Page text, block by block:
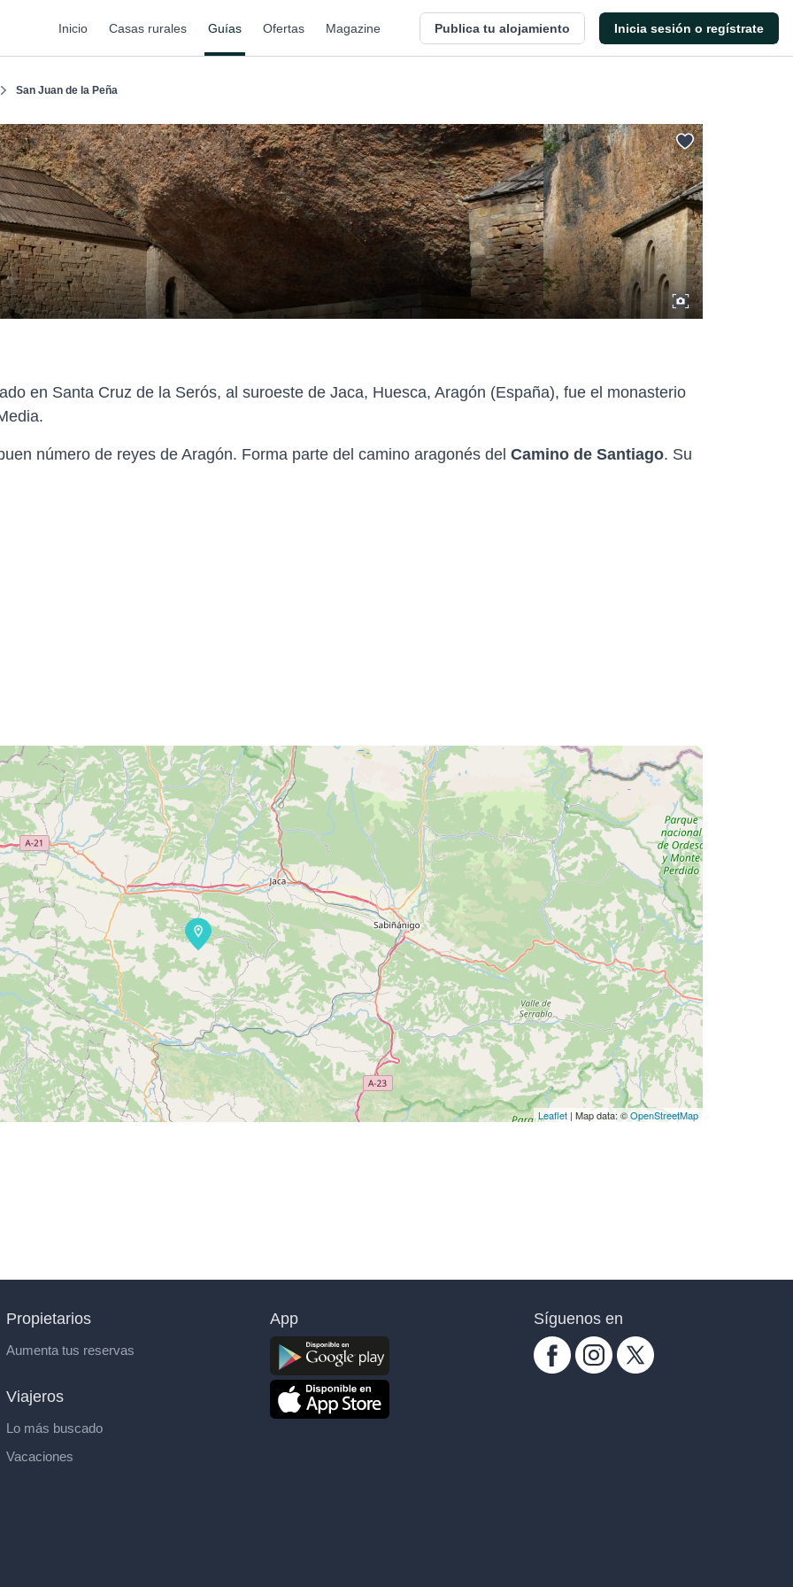
Inicio Casas rurales Guías Ofertas Magazine Publica tu alojamiento Inicia sesión o regístrate
San Juan de la Peña
en Santa Cruz de la Serós, al suroeste de Jaca, Huesca, Aragón (España), fue el monasterio
número de reyes de Aragón. Forma parte del camino aragonés del Camino de Santiago. Su
Leaflet | Map data: ©OpenStreetMap
Propietarios
Aumenta tus reservas
Viajeros
Lo más buscado
Vacaciones
App Síguenos en